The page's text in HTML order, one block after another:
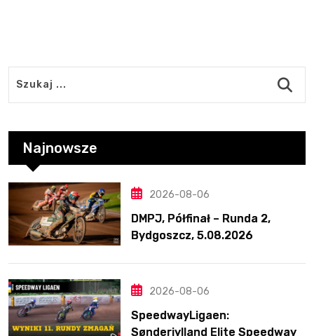
Najnowsze
2026-08-06
DMPJ, Półfinał – Runda 2,
Bydgoszcz, 5.08.2026
2026-08-06
SpeedwayLigaen:
Sønderjylland Elite Speedway